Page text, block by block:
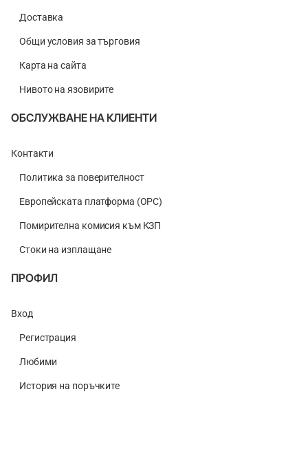
Доставка
Общи условия за търговия
Карта на сайта
Нивото на язовирите
ОБСЛУЖВАНЕ НА КЛИЕНТИ
Контакти
Политика за поверителност
Европейската платформа (ОРС)
Помирителна комисия към КЗП
Стоки на изплащане
ПРОФИЛ
Вход
Регистрация
Любими
История на поръчките